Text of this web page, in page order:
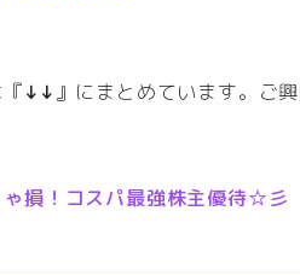
↓↓』にまとめています。ご
損！コスパ最強株主優待☆彡